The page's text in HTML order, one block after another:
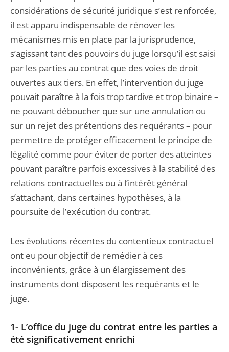
considérations de sécurité juridique s’est renforcée,
il est apparu indispensable de rénover les
mécanismes mis en place par la jurisprudence,
s’agissant tant des pouvoirs du juge lorsqu’il est saisi
par les parties au contrat que des voies de droit
ouvertes aux tiers. En effet, l’intervention du juge
pouvait paraître à la fois trop tardive et trop binaire –
ne pouvant déboucher que sur une annulation ou
sur un rejet des prétentions des requérants – pour
permettre de protéger efficacement le principe de
légalité comme pour éviter de porter des atteintes
pouvant paraître parfois excessives à la stabilité des
relations contractuelles ou à l’intérêt général
s’attachant, dans certaines hypothèses, à la
poursuite de l’exécution du contrat.
Les évolutions récentes du contentieux contractuel
ont eu pour objectif de remédier à ces
inconvénients, grâce à un élargissement des
instruments dont disposent les requérants et le
juge.
1- L’office du juge du contrat entre les parties a
été significativement enrichi